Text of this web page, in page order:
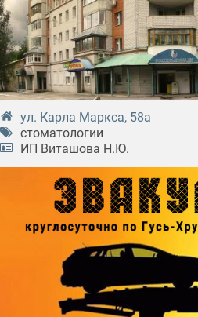
ул. Карла Маркса, 58а
стоматологии
ИП Виташова Н.Ю.